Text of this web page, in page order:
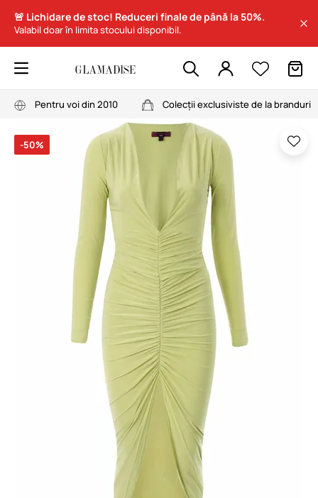
🚨 Lichidare de stoc! Reduceri finale de până la 50%.
Valabil doar în limita stocului disponibil.
Pentru voi din 2010 Colecții exclusiviste de la branduri
-50%